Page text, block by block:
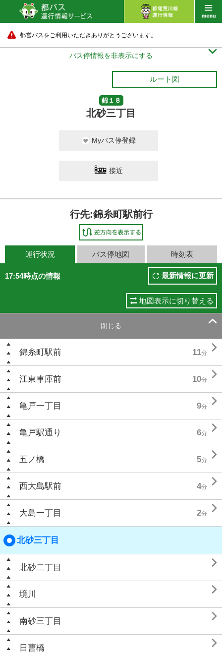
都営バスをご利用いただきありがとうございます。
バス停情報を非表示にする 
ルート図
錦１８
北砂三丁目
Myバス停登録
接近
行先:錦糸町駅前行
運行状況 バス停地図 時刻表
17:54時点の情報 最新情報に更新
地図表示に切り替える
閉じる 
錦糸町駅前 11分 
江東車庫前 10分 
亀戸一丁目 9分 
亀戸駅通り 6分 
五ノ橋 5分 
西大島駅前 4分 
大島一丁目 2分 
北砂三丁目
北砂二丁目 
境川 
南砂三丁目 
日曹橋 